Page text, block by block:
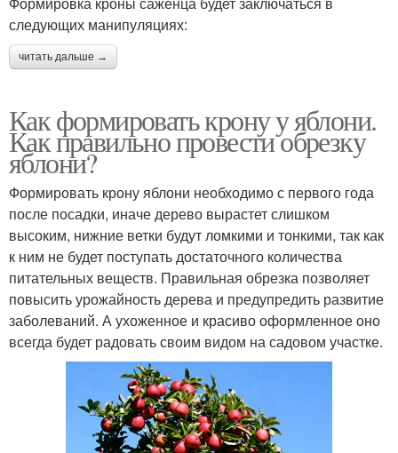
следующих манипуляциях:
читать дальше →
Как формировать крону у яблони.
Как правильно провести обрезку
яблони?
Формировать крону яблони необходимо с первого года
после посадки, иначе дерево вырастет слишком
высоким, нижние ветки будут ломкими и тонкими, так как
к ним не будет поступать достаточного количества
питательных веществ. Правильная обрезка позволяет
повысить урожайность дерева и предупредить развитие
заболеваний. А ухоженное и красиво оформленное оно
всегда будет радовать своим видом на садовом участке.